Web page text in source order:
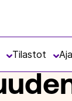
Tilastot